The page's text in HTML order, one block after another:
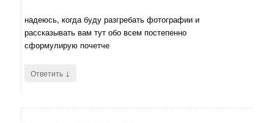
надеюсь, когда буду разгребать фотографии и
рассказывать вам тут обо всем постепенно
сформулирую почетче
Ответить ↓